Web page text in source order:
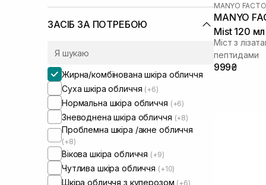
Needly(+5)
Numbuzin(+1)
Question and Answer
Rejuran(+1)
Rosy Drop(+1)
Round Lab(+2)
Skin1004(+3)
Transparent-Lab (+3)
UIQ(+4)
Usolab(+4)
VT Cosmetics(+1)
ЗАСІБ ЗА ПОТРЕБОЮ
Жирна/комбінована шкіра обличчя
Суха шкіра обличчя (+6)
Нормальна шкіра обличчя (+6)
Зневоднена шкіра обличчя (+8)
Проблемна шкіра /акне обличчя
(+8)
Вікова шкіра обличчя (+9)
Чутлива шкіра обличчя (+10)
Шкіра обличчя з куперозом (+6)
MANYO
MANYO
Mist 120 мл
Міст з
пептидами
999₴